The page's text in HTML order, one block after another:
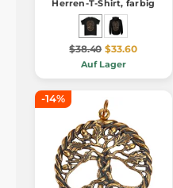
Herren-T-Shirt, farbig
$38.40 $33.60
Auf Lager
-14%